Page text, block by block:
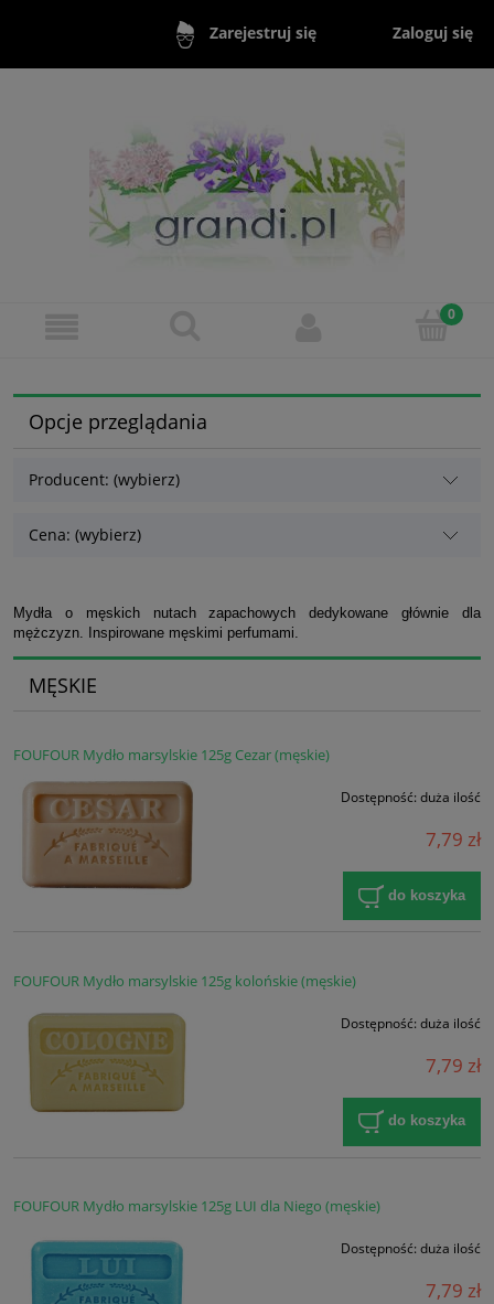
Zarejestruj się Zaloguj się
Opcje przeglądania
Producent: (wybierz)
Cena: (wybierz)
Mydła o męskich nutach zapachowych dedykowane głównie dla
mężczyzn. Inspirowane męskimi perfumami.
MĘSKIE
FOUFOUR Mydło marsylskie 125g Cezar (męskie)
Dostępność: duża ilość
7,79 zł
do koszyka
FOUFOUR Mydło marsylskie 125g kolońskie (męskie)
Dostępność: duża ilość
7,79 zł
do koszyka
FOUFOUR Mydło marsylskie 125g LUI dla Niego (męskie)
Dostępność: duża ilość
7,79 zł